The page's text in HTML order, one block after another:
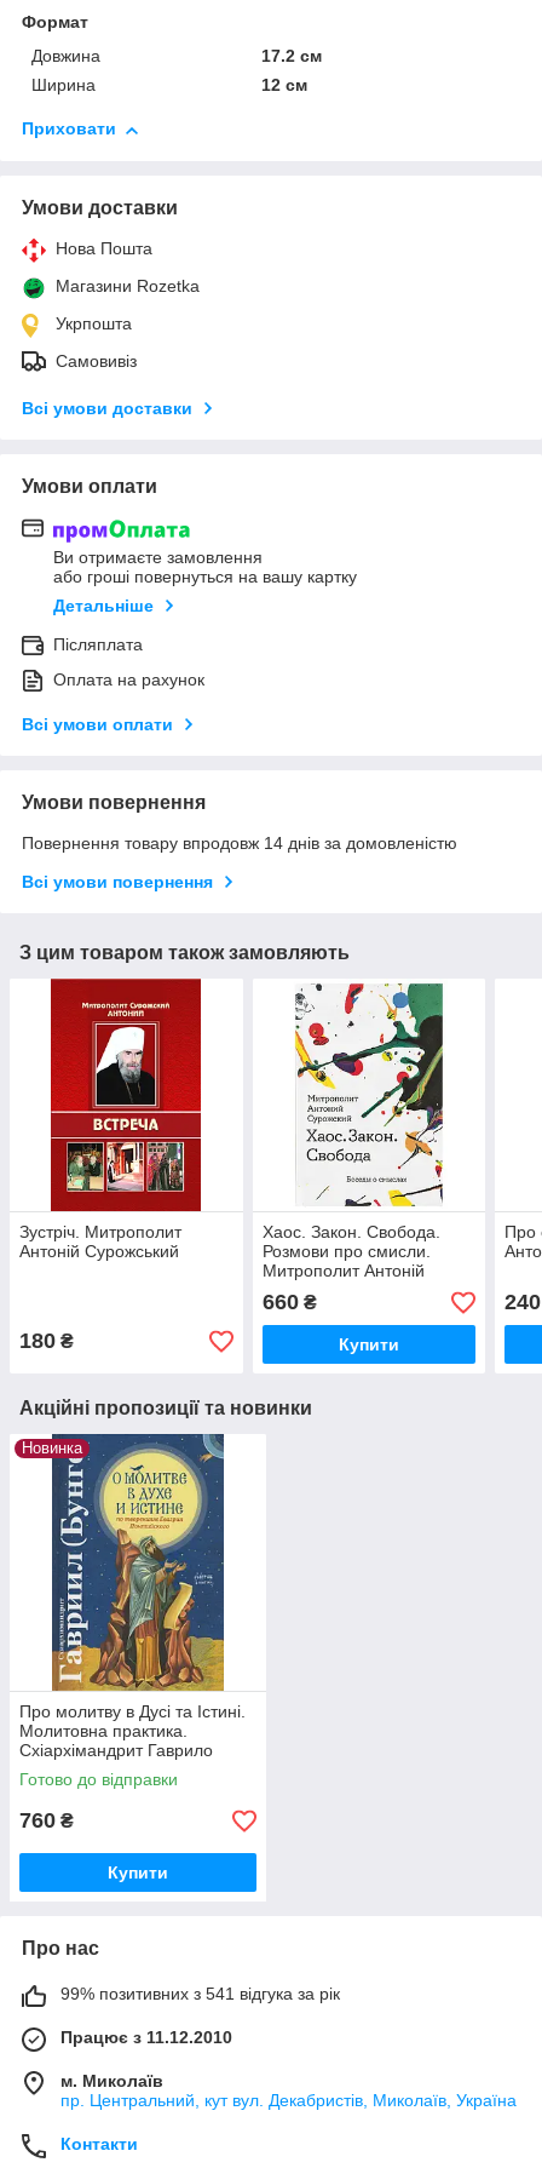
Формат
Довжина
17.2 см
Ширина
12 см
Приховати
Умови доставки
Нова Пошта
Магазини Rozetka
Укрпошта
Самовивіз
Всі умови доставки
Умови оплати
Ви отримаєте замовлення
або гроші повернуться на вашу картку
Детальніше
Післяплата
Оплата на рахунок
Всі умови оплати
Умови повернення
Повернення товару впродовж 14 днів за домовленістю
Всі умови повернення
З цим товаром також замовляють
Зустріч. Митрополит
Антоній Сурожський
180 ₴
Хаос. Закон. Свобода.
Розмови про смисли.
Митрополит Антоній
Сурозький (Блум)
660₴
Купити
Про
240
Акційні пропозиції та новинки
Новинка
Про молитву в Дусі та Істині.
Молитовна практика.
Схіархімандрит Гаврило
(Бунге)
Готово до відправки
760 ₴
Купити
Про нас
99% позитивних з 541 відгука за рік
Працює з 11.12.2010
м. Миколаїв
пр. Центральний, кут вул. Декабристів, Миколаїв, Україна
Контакти